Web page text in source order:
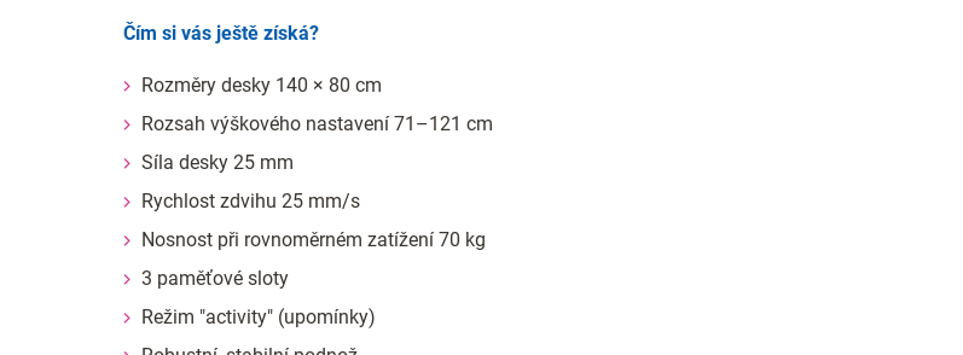
Čím si vás ještě získá?
Rozměry desky 140 × 80 cm
Rozsah výškového nastavení 71–121 cm
Síla desky 25 mm
Rychlost zdvihu 25 mm/s
Nosnost při rovnoměrném zatížení 70 kg
3 paměťové sloty
Režim "activity" (upomínky)